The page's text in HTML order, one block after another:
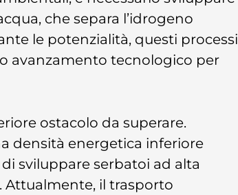
che separa l’idrogeno
le potenzialità, questi processi
avanzamento tecnologico per
ostacolo da superare.
densità energetica inferiore
sviluppare serbatoi ad alta
Attualmente, il trasporto